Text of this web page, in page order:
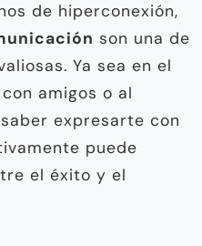
de hiperconexión,
son una de
Ya sea en el
amigos o al
expresarte con
puede
el éxito y el